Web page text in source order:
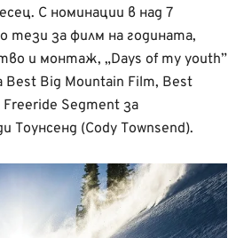
С номинации в над 7
тези за филм на годината,
и монтаж, „Days of my youth”
Big Mountain Film, Best
Segment за
Тоунсенд (Cody Townsend).